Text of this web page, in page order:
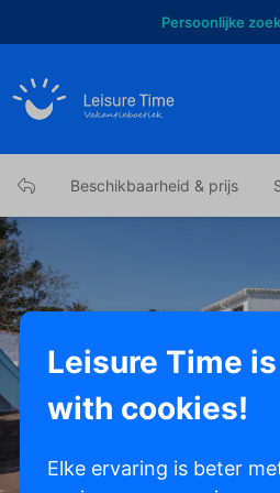
Persoonlijke
Beschikbaarheid & prijs
Leisure Time
with cookies!
Elke ervaring is beter